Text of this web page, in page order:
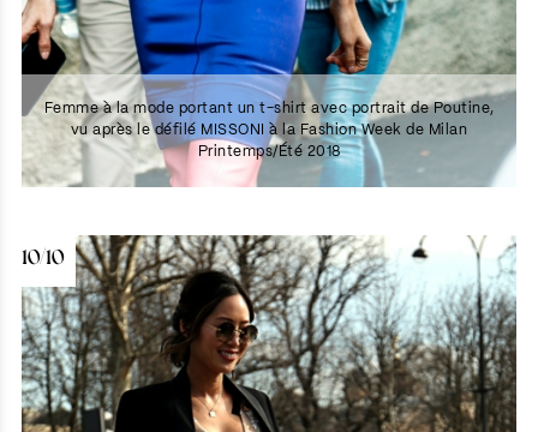
Femme à la mode portant un t-shirt avec portrait de Poutine,
vu après le défilé MISSONI à la Fashion Week de Milan
Printemps/Été 2018
10/10